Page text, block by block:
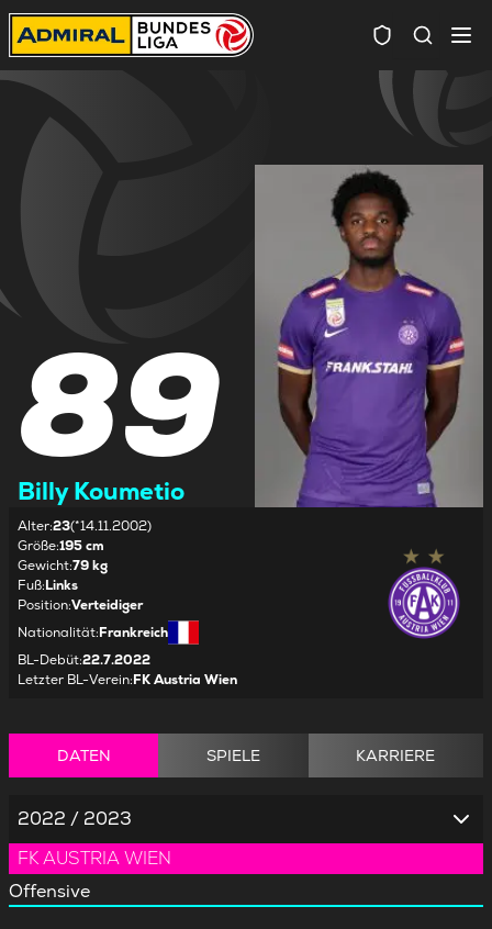
89
Billy Koumetio
Alter:23(*14.11.2002)
Größe:195 cm
Gewicht:79 kg
Fuß:Links
Position:Verteidiger
Nationalität:Frankreich
BL-Debüt:22.7.2022
Letzter BL-Verein:FK Austria Wien
DATEN SPIELE KARRIERE
2022 / 2023
FK AUSTRIA WIEN
Offensive